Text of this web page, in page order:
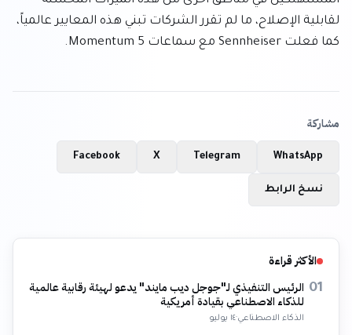
كما فعلت Sennheiser مع سماعات Momentum 5.
مشاركة
WhatsApp
Telegram
X
Facebook
نسخ الرابط
الأكثر قراءة
01 الرئيس التنفيذي لـ"جوجل ديب مايند" يدعو لهيئة رقابية عالمية
للذكاء الاصطناعي بقيادة أمريكية
الذكاء الاصطناعي·١٤ يوليو